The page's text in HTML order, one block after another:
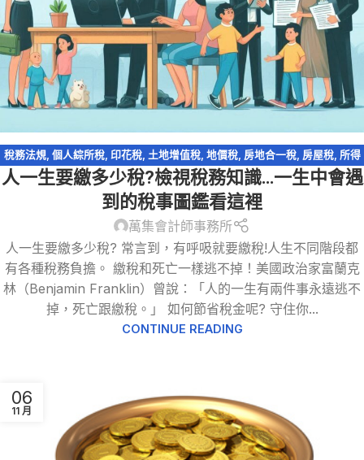
稅務法規, 個人綜所稅, 印花稅, 土地增值稅, 地價稅, 房地合一稅, 房屋稅, 所得
稅, 扣繳,營利事業所得稅 ,營業稅,統一發票,證交稅 ,證券交易稅,財產交易損
益,輕鬆節稅,遺產及贈與稅
人一生要繳多少稅?檢視稅務知識…一生中會遇
到的稅事圖鑑看這裡
萬集會計師事務所
人一生要繳多少稅? 常言到，有呼吸就要繳稅!人生不同階段都
有各種稅務負擔。 繳稅和死亡一樣逃不掉！美國政治家富蘭克
林（Benjamin Franklin）曾說：「人的一生有兩件事永遠逃不
掉，死亡跟繳稅。」 如何節省稅金呢? 守住你...
CONTINUE READING
06
11 月